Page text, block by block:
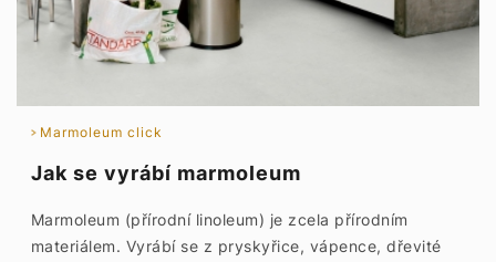
Marmoleum click
Jak se vyrábí marmoleum
Marmoleum (přírodní linoleum) je zcela přírodním
materiálem. Vyrábí se z pryskyřice, vápence, dřevité